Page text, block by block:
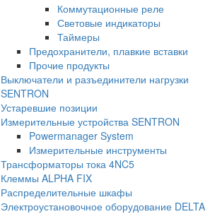
Коммутационные реле
Световые индикаторы
Таймеры
Предохранители, плавкие вставки
Прочие продукты
Выключатели и разъединители нагрузки
SENTRON
Устаревшие позиции
Измерительные устройства SENTRON
Powermanager System
Измерительные инструменты
Трансформаторы тока 4NC5
Клеммы ALPHA FIX
Распределительные шкафы
Электроустановочное оборудование DELTA